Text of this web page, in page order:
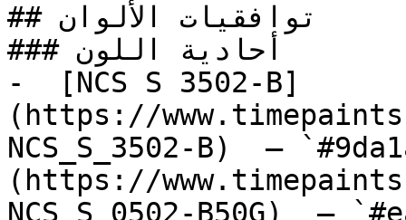
## توافقيات الألوان
### أحادية اللون
-  [NCS S 3502-B]
(https://
NCS_S_3502-B)  —
(https://
NCS_S_0502-B50G)  —